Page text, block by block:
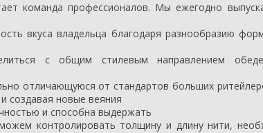
команда профессионалов. Мы ежегодно
вкуса владельца благодаря разнообразию
с общим стилевым направлением
отличающуюся от стандартов больших
создавая новые веяния
и способна выдержать
контролировать толщину и длину нити,